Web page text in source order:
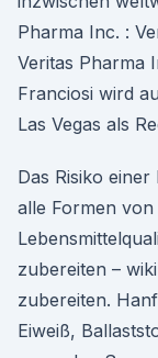
Pharma Inc. :
Veritas Pharma
Franciosi wird
Las Vegas als
Das Risiko
alle Formen
zubereiten –
zubereiten.
Eiweiß,